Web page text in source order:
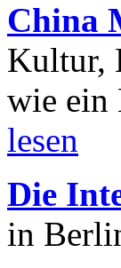
China
Kultur,
wie ein
lesen
Die
in